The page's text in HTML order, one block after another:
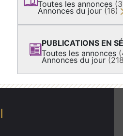
Toutes les annonces
Annonces du jour (16)
PUBLICATIONS EN
Toutes les annonces
Annonces du jour